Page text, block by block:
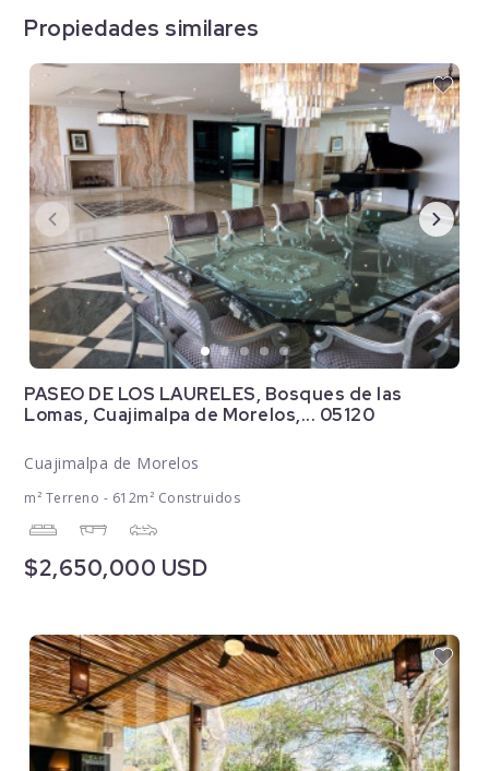
Propiedades similares
PASEO DE LOS LAURELES, Bosques de las
Lomas, Cuajimalpa de Morelos,... 05120
Cuajimalpa de Morelos
m² Terreno - 612m² Construidos
$2,650,000 USD